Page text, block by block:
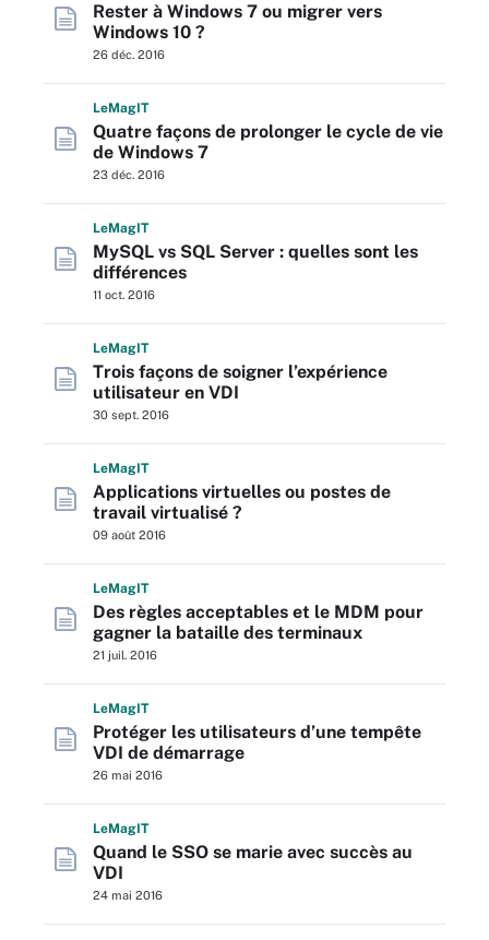
Rester à Windows 7 ou migrer vers
Windows 10 ?
26 déc. 2016
LeMagIT
Quatre façons de prolonger le cycle de vie
de Windows 7
23 déc. 2016
LeMagIT
MySQL vs SQL Server : quelles sont les
différences
11 oct. 2016
LeMagIT
Trois façons de soigner l’expérience
utilisateur en VDI
30 sept. 2016
LeMagIT
Applications virtuelles ou postes de
travail virtualisé ?
09 août 2016
LeMagIT
Des règles acceptables et le MDM pour
gagner la bataille des terminaux
21 juil. 2016
LeMagIT
Protéger les utilisateurs d’une tempête
VDI de démarrage
26 mai 2016
LeMagIT
Quand le SSO se marie avec succès au
VDI
24 mai 2016